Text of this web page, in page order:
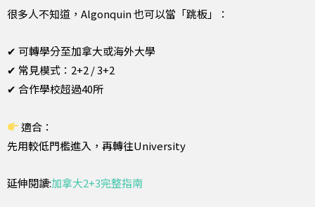
很多人不知道，Algonquin 也可以當「跳板」：
✔ 可轉學分至加拿大或海外大學
✔ 常見模式：2+2 / 3+2
✔ 合作學校超過40所
適合：
先用較低門檻進入，再轉往University
延伸閱讀:加拿大2+3完整指南